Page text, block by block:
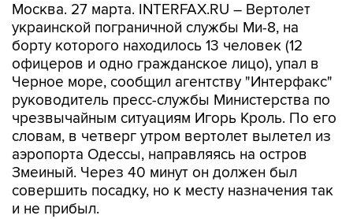
Москва. 27 марта. INTERFAX.RU – Вертолет
украинской пограничной службы Ми-8, на
борту которого находилось 13 человек (12
офицеров и одно гражданское лицо), упал в
Черное море, сообщил агентству "Интерфакс"
руководитель пресс-службы Министерства по
чрезвычайным ситуациям Игорь Кроль. По его
словам, в четверг утром вертолет вылетел из
аэропорта Одессы, направляясь на остров
Змеиный. Через 40 минут он должен был
совершить посадку, но к месту назначения так
и не прибыл.